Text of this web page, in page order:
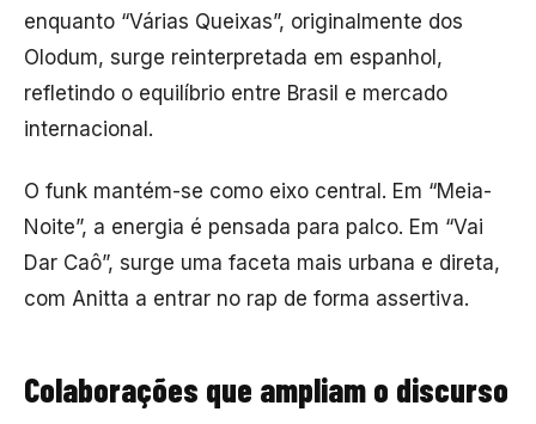
enquanto “Várias Queixas”, originalmente dos
Olodum, surge reinterpretada em espanhol,
refletindo o equilíbrio entre Brasil e mercado
internacional.
O funk mantém-se como eixo central. Em “Meia-
Noite”, a energia é pensada para palco. Em “Vai
Dar Caô”, surge uma faceta mais urbana e direta,
com Anitta a entrar no rap de forma assertiva.
Colaborações que ampliam o discurso